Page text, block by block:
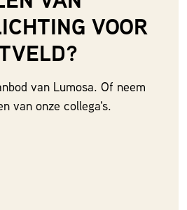
VOOR
van Lumosa. Of neem
van onze collega's.